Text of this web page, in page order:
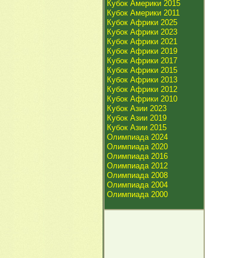
Кубок Америки 2015
Кубок Америки 2011
Кубок Африки 2025
Кубок Африки 2023
Кубок Африки 2021
Кубок Африки 2019
Кубок Африки 2017
Кубок Африки 2015
Кубок Африки 2013
Кубок Африки 2012
Кубок Африки 2010
Кубок Азии 2023
Кубок Азии 2019
Кубок Азии 2015
Олимпиада 2024
Олимпиада 2020
Олимпиада 2016
Олимпиада 2012
Олимпиада 2008
Олимпиада 2004
Олимпиада 2000